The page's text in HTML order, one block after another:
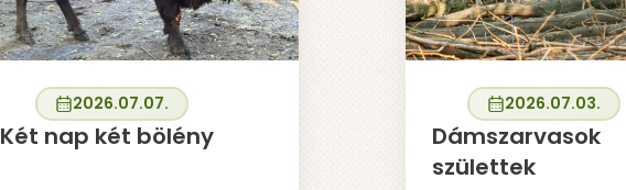
2026.07.07.
Két nap két bölény
2026.07.03.
Dámszarvasok
születtek